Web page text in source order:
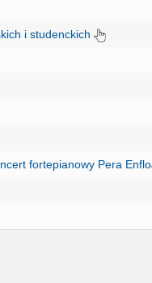
i studenckich
fortepianowy Pera Enflo